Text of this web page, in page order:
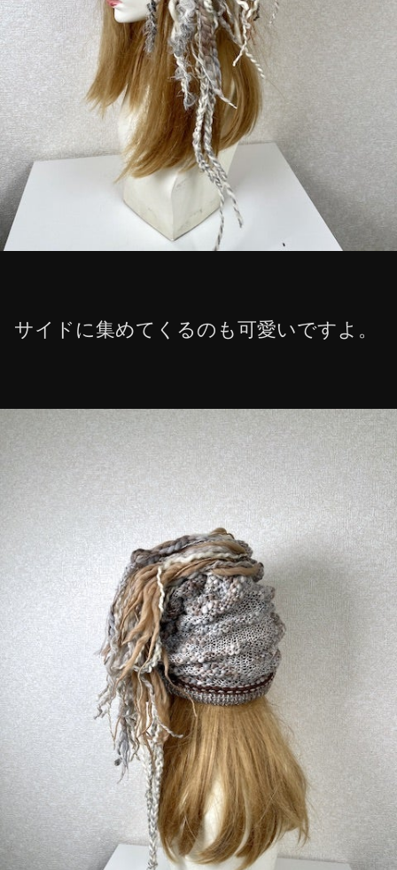
サイドに集めてくるのも可愛いですよ。